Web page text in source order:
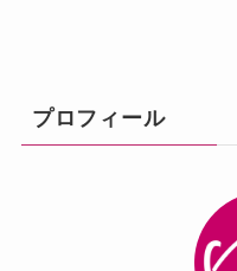
ご利用ガイド
特定商取引法について
プロフィール